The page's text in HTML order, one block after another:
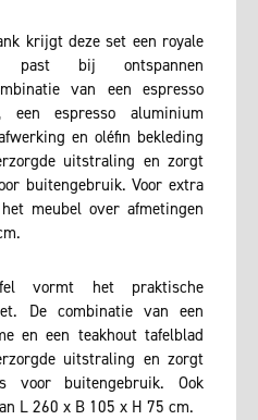
krijgt deze set een royale
bij ontspannen
van een espresso
een espresso aluminium
en oléfin bekleding
uitstraling en zorgt
buitengebruik. Voor extra
meubel over afmetingen
vormt het praktische
De combinatie van een
en een teakhout tafelblad
uitstraling en zorgt
voor buitengebruik. Ook
L 260 x B 105 x H 75 cm.